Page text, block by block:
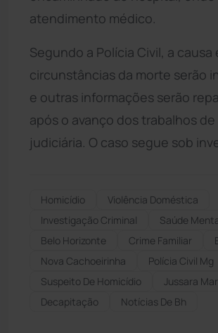
atendimento médico.
Segundo a Polícia Civil, a causa
circunstâncias da morte serão
e outras informações serão
após o avanço dos trabalhos
judiciária. O caso segue sob
Homicídio
Violência Doméstica
Investigação Criminal
Saúde
Belo Horizonte
Crime Familiar
Nova Cachoeirinha
Polícia Civil Mg
Suspeito De Homicídio
Jussara
Decapitação
Notícias De Bh